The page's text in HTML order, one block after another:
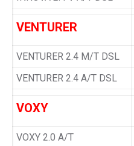
VENTURER
VENTURER 2.4 M/T DSL
VENTURER 2.4 A/T DSL
VOXY
VOXY 2.0 A/T